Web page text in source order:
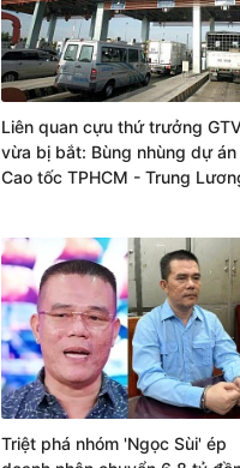
Liên quan cựu thứ trưởng
vừa bị bắt: Bùng nhùng dự án
Cao tốc TPHCM - Trung
Triệt phá nhóm 'Ngọc Sùi' ép